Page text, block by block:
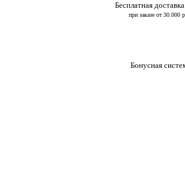
Бесплатная
при заказе от 30.000
Бонусная